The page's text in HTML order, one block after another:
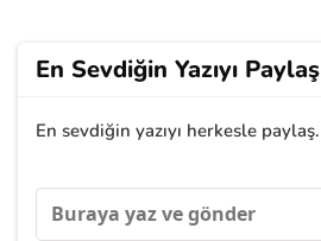
En Sevdiğin Yazıyı Paylaş
En sevdiğin yazıyı herkesle paylaş.